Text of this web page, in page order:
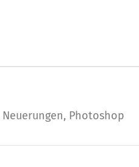
Neuerungen, Photoshop